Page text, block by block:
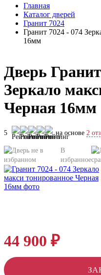
Главная
Каталог дверей
Гранит 7024
Гранит 7024 - 074
16мм
Дверь
Зеркало
Черная 16мм
5 на основе 2
В
избранное
44 900 ₽